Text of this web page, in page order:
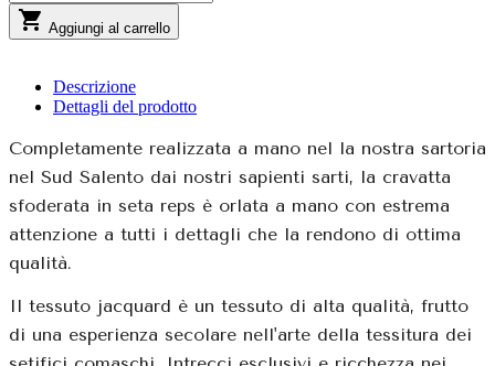
 Aggiungi al carrello
Descrizione
Dettagli del prodotto
Completamente realizzata a mano nel la nostra sartoria
nel Sud Salento dai nostri sapienti sarti, la cravatta
sfoderata in seta reps è orlata a mano con estrema
attenzione a tutti i dettagli che la rendono di ottima
qualità.
Il tessuto jacquard è un tessuto di alta qualità, frutto
di una esperienza secolare nell'arte della tessitura dei